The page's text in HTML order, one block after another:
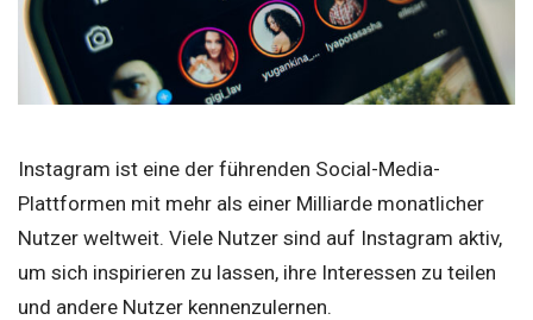
Instagram ist eine der führenden Social-Media-
Plattformen mit mehr als einer Milliarde monatlicher
Nutzer weltweit. Viele Nutzer sind auf Instagram aktiv,
um sich inspirieren zu lassen, ihre Interessen zu teilen
und andere Nutzer kennenzulernen.